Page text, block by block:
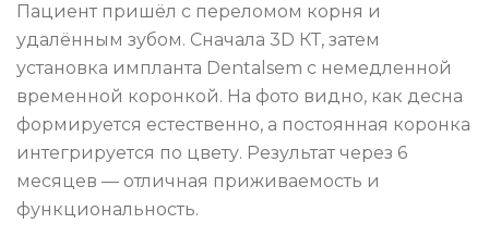
Пациент пришёл с переломом корня и
удалённым зубом. Сначала 3D КТ, затем
установка импланта Dentalsem с немедленной
временной коронкой. На фото видно, как десна
формируется естественно, а постоянная коронка
интегрируется по цвету. Результат через 6
месяцев — отличная приживаемость и
функциональность.